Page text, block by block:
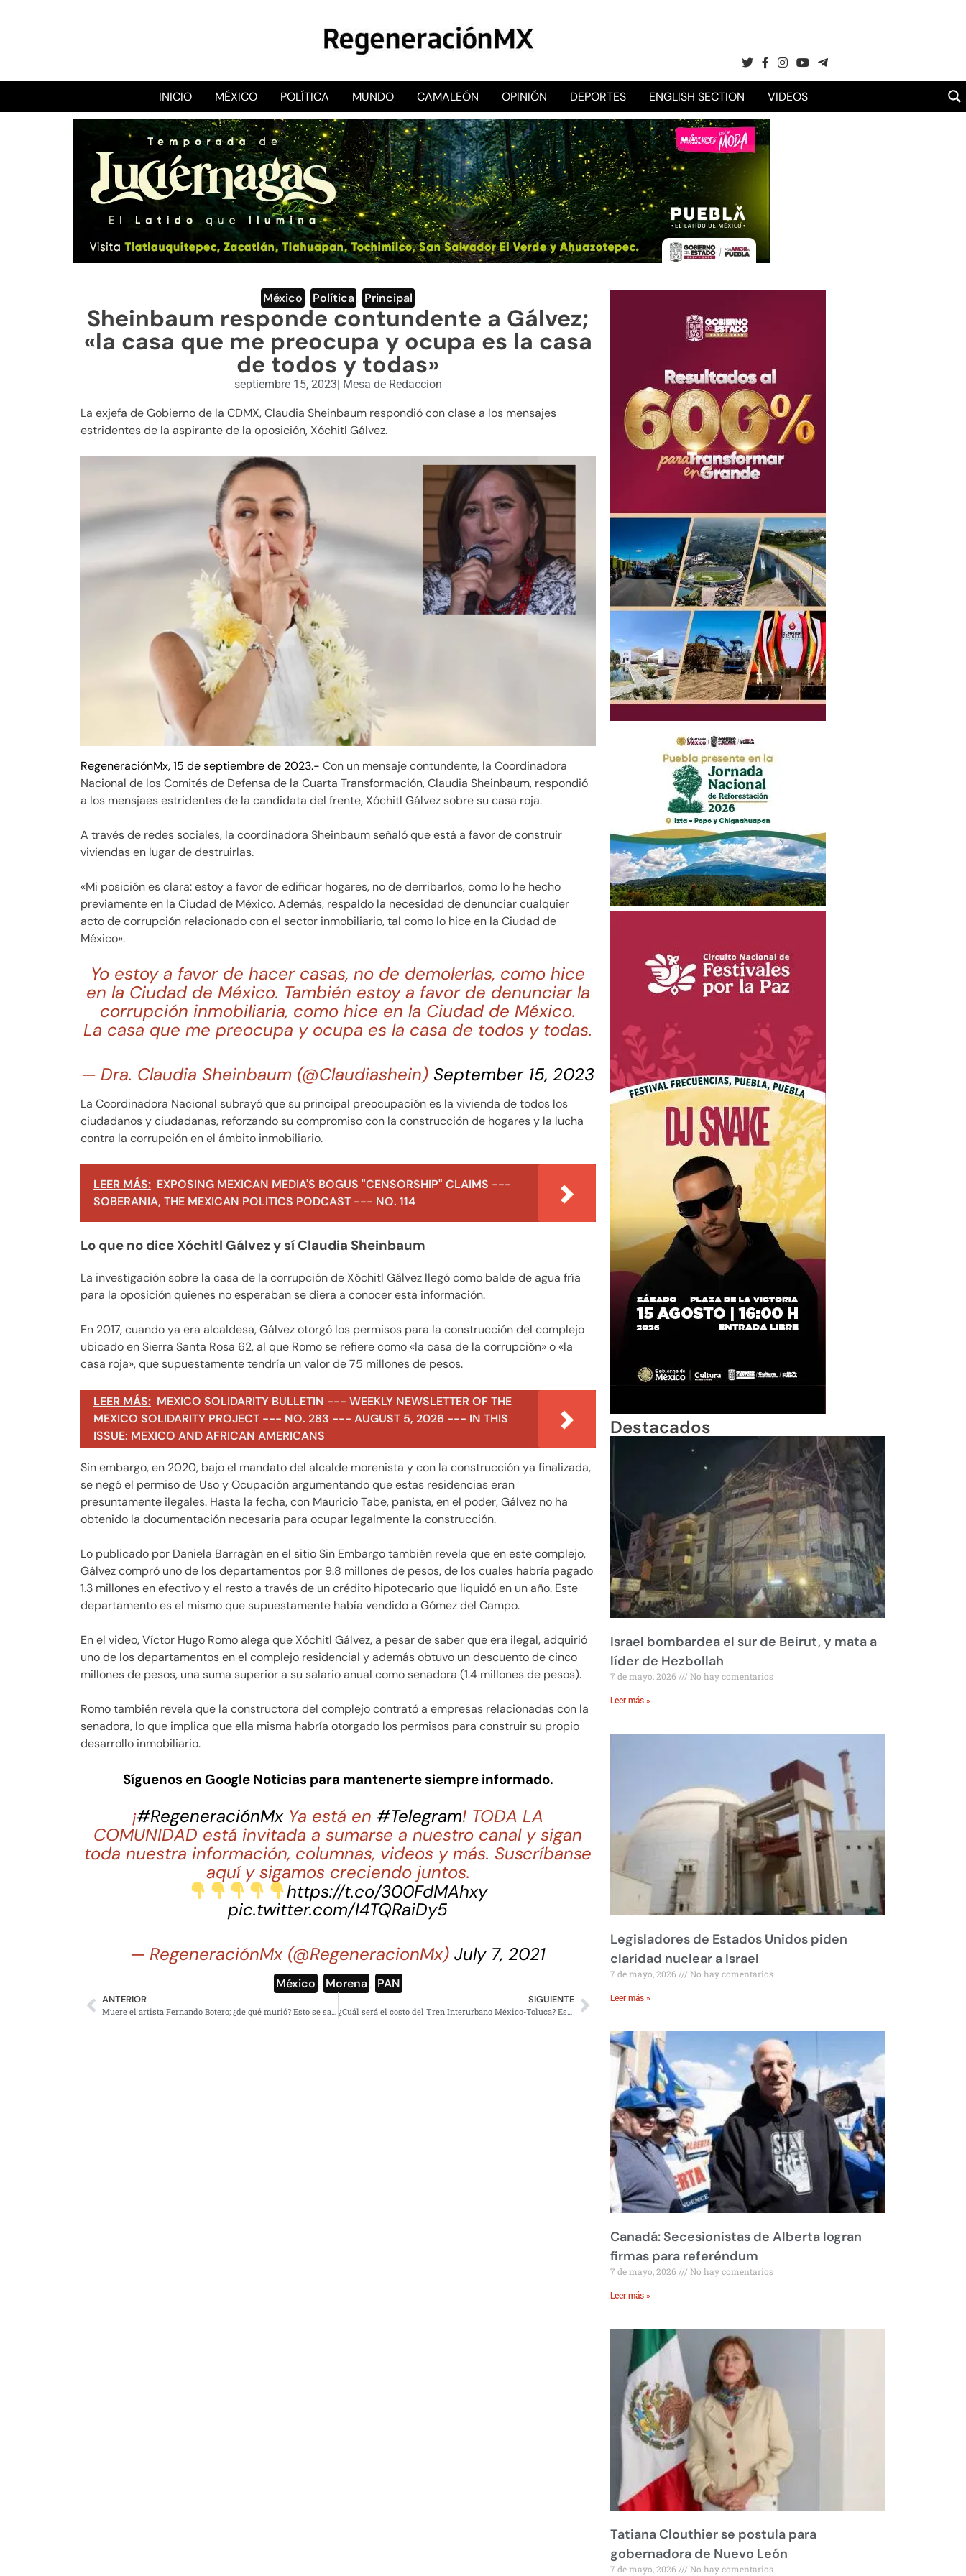
RegeneraciónMX
Sitio de noticias libre e independiente
INICIO MÉXICO POLÍTICA MUNDO CAMALEÓN OPINIÓN DEPORTES ENGLISH SECTION VIDEOS
México Política Principal
Sheinbaum responde contundente a Gálvez;
«la casa que me preocupa y ocupa es la casa
de todos y todas»
septiembre 15, 2023 Mesa de Redaccion
La exjefa de Gobierno de la CDMX, Claudia Sheinbaum respondió con clase a los mensajes
estridentes de la aspirante de la oposición, Xóchitl Gálvez.
RegeneraciónMx, 15 de septiembre de 2023.- Con un mensaje contundente, la Coordinadora
Nacional de los Comités de Defensa de la Cuarta Transformación, Claudia Sheinbaum, respondió
a los mensjaes estridentes de la candidata del frente, Xóchitl Gálvez sobre su casa roja.
A través de redes sociales, la coordinadora Sheinbaum señaló que está a favor de construir
viviendas en lugar de destruirlas.
«Mi posición es clara: estoy a favor de edificar hogares, no de derribarlos, como lo he hecho
previamente en la Ciudad de México. Además, respaldo la necesidad de denunciar cualquier
acto de corrupción relacionado con el sector inmobiliario, tal como lo hice en la Ciudad de
México».
Yo estoy a favor de hacer casas, no de demolerlas, como hice
en la Ciudad de México. También estoy a favor de denunciar la
corrupción inmobiliaria, como hice en la Ciudad de México.
La casa que me preocupa y ocupa es la casa de todos y todas.
— Dra. Claudia Sheinbaum (@Claudiashein)September 15, 2023
La Coordinadora Nacional subrayó que su principal preocupación es la vivienda de todos los
ciudadanos y ciudadanas, reforzando su compromiso con la construcción de hogares y la lucha
contra la corrupción en el ámbito inmobiliario.
LEER MÁS: EXPOSING MEXICAN MEDIA'S BOGUS "CENSORSHIP" CLAIMS ---
SOBERANIA, THE MEXICAN POLITICS PODCAST --- NO. 114
Lo que no dice Xóchitl Gálvez y sí Claudia Sheinbaum
La investigación sobre la casa de la corrupción de Xóchitl Gálvez llegó como balde de agua fría
para la oposición quienes no esperaban se diera a conocer esta información.
En 2017, cuando ya era alcaldesa, Gálvez otorgó los permisos para la construcción del complejo
ubicado en Sierra Santa Rosa 62, al que Romo se refiere como «la casa de la corrupción» o «la
casa roja», que supuestamente tendría un valor de 75 millones de pesos.
LEER MÁS: MEXICO SOLIDARITY BULLETIN --- WEEKLY NEWSLETTER OF THE
MEXICO SOLIDARITY PROJECT --- NO. 283 --- AUGUST 5, 2026 --- IN THIS
ISSUE: MEXICO AND AFRICAN AMERICANS
Sin embargo, en 2020, bajo el mandato del alcalde morenista y con la construcción ya finalizada,
se negó el permiso de Uso y Ocupación argumentando que estas residencias eran
presuntamente ilegales. Hasta la fecha, con Mauricio Tabe, panista, en el poder, Gálvez no ha
obtenido la documentación necesaria para ocupar legalmente la construcción.
Lo publicado por Daniela Barragán en el sitio Sin Embargo también revela que en este complejo,
Gálvez compró uno de los departamentos por 9.8 millones de pesos, de los cuales habría pagado
1.3 millones en efectivo y el resto a través de un crédito hipotecario que liquidó en un año. Este
departamento es el mismo que supuestamente había vendido a Gómez del Campo.
En el video, Víctor Hugo Romo alega que Xóchitl Gálvez, a pesar de saber que era ilegal, adquirió
uno de los departamentos en el complejo residencial y además obtuvo un descuento de cinco
millones de pesos, una suma superior a su salario anual como senadora (1.4 millones de pesos).
Romo también revela que la constructora del complejo contrató a empresas relacionadas con la
senadora, lo que implica que ella misma habría otorgado los permisos para construir su propio
desarrollo inmobiliario.
Síguenos en Google Noticias para mantenerte siempre informado.
¡#RegeneraciónMxYa está en #Telegram! TODA LA
COMUNIDAD está invitada a sumarse a nuestro canal y sigan
toda nuestra información, columnas, videos y más. Suscríbanse
aquí y sigamos creciendo juntos.
https://t.co/300FdMAhxy
pic.twitter.com/I4TQRaiDy5
— RegeneraciónMx (@RegeneracionMx)July 7, 2021
México Morena PAN
ANTERIOR
Muere el artista Fernando Botero; ¿de qué murió? Esto se sabe
SIGUIENTE
¿Cuál será el costo del Tren Interurbano México-Toluca? Esto debes saber
Destacados
Israel bombardea el sur de Beirut, y mata a
líder de Hezbollah
7 de mayo, 2026 No hay comentarios
Leer más »
Legisladores de Estados Unidos piden
claridad nuclear a Israel
7 de mayo, 2026 No hay comentarios
Leer más »
Canadá: Secesionistas de Alberta logran
firmas para referéndum
7 de mayo, 2026 No hay comentarios
Leer más »
Tatiana Clouthier se postula para
gobernadora de Nuevo León
7 de mayo, 2026 No hay comentarios